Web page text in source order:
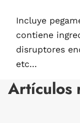
Incluye
contiene
disruptores
etc...
Artículos